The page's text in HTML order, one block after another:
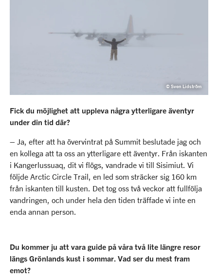
© Sven Lidström
Fick du möjlighet att uppleva några ytterligare äventyr
under din tid där?
– Ja, efter att ha övervintrat på Summit beslutade jag och
en kollega att ta oss an ytterligare ett äventyr. Från iskanten
i Kangerlussuaq, dit vi flögs, vandrade vi till Sisimiut. Vi
följde Arctic Circle Trail, en led som sträcker sig 160 km
från iskanten till kusten. Det tog oss två veckor att fullfölja
vandringen, och under hela den tiden träffade vi inte en
enda annan person.
Du kommer ju att vara guide på våra två lite längre resor
längs Grönlands kust i sommar. Vad ser du mest fram
emot?